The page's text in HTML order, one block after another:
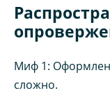
Миф 1:
сложно.